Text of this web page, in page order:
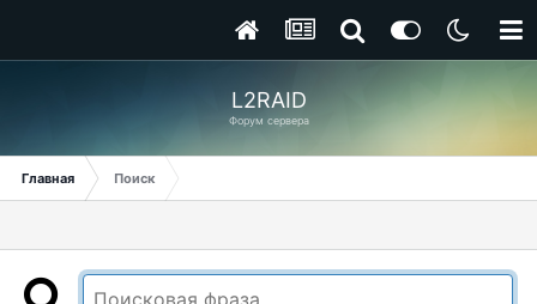
L2RAID
Форум сервера
Главная Поиск